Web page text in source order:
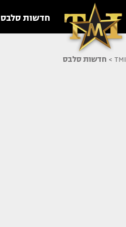
חדשות סלבס
TMI
> חדשות סלבס